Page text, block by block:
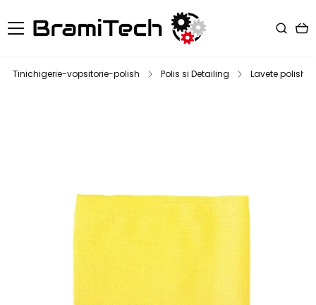
Tinichigerie-vopsitorie-polish Polis si Detailing Lavete polish